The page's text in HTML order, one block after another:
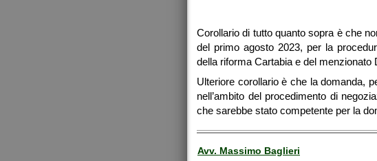
Corollario di tutto quanto sopra è che
del primo agosto 2023, per la
della riforma Cartabia e del menzionato
Ulteriore corollario è che la domanda,
nell’ambito del procedimento di
che sarebbe stato competente per la
Avv. Massimo Baglieri